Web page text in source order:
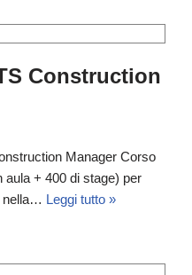
Construction
Manager Corso
aula + 400 di stage) per
nella… Leggi tutto »